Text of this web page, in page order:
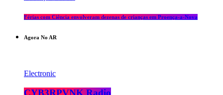
Férias com Ciência envolveram dezenas de crianças em Proença-a-Nova
Agora No AR
Electronic
CYB3RPVNK Radio